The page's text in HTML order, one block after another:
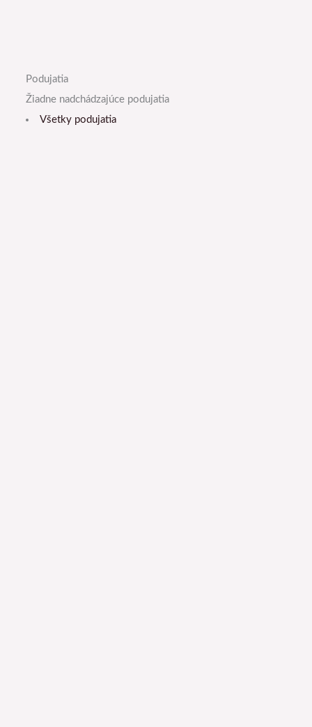
Podujatia
Žiadne nadchádzajúce podujatia
Všetky podujatia